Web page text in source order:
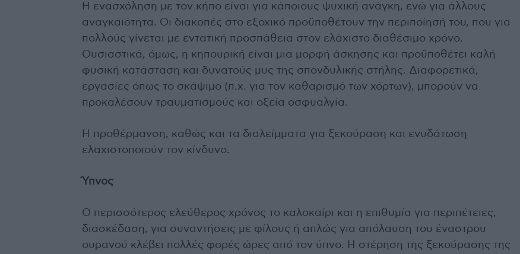
Η ενασχόληση με τον κήπο είναι για κάποιους ψυχική ανάγκη, ενώ για άλλους
αναγκαιότητα. Οι διακοπές στο εξοχικό προϋποθέτουν την περιποίησή του, που για
πολλούς γίνεται με εντατική προσπάθεια στον ελάχιστο διαθέσιμο χρόνο.
Ουσιαστικά, όμως, η κηπουρική είναι μια μορφή άσκησης και προϋποθέτει καλή
φυσική κατάσταση και δυνατούς μυς της σπονδυλικής στήλης. Διαφορετικά,
εργασίες όπως το σκάψιμο (π.χ. για τον καθαρισμό των χόρτων), μπορούν να
προκαλέσουν τραυματισμούς και οξεία οσφυαλγία.
Η προθέρμανση, καθώς και τα διαλείμματα για ξεκούραση και ενυδάτωση
ελαχιστοποιούν τον κίνδυνο.
Ύπνος
Ο περισσότερος ελεύθερος χρόνος το καλοκαίρι και η επιθυμία για περιπέτειες,
διασκέδαση, για συναντήσεις με φίλους ή απλώς για απόλαυση του έναστρου
ουρανού κλέβει πολλές φορές ώρες από τον ύπνο. Η στέρηση της ξεκούρασης της